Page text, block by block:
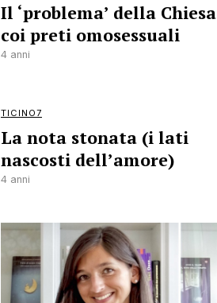
Il ‘problema’ della Chiesa
coi preti omosessuali
4 anni
TICINO7
La nota stonata (i lati
nascosti dell’amore)
4 anni